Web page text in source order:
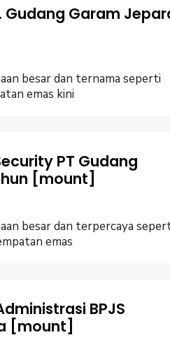
Gudang Garam
besar dan ternama seperti
emas kini
PT Gudang
[mount]
besar dan terpercaya
emas
BPJS
[mount]